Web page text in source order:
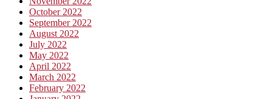
October 2022
September 2022
August 2022
July 2022
May 2022
April 2022
March 2022
February 2022